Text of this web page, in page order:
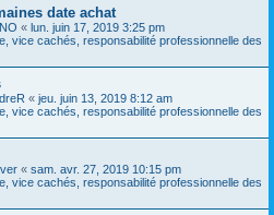
date achat
« lun. juin 17, 2019 3:25 pm
vice cachés, responsabilité professionnelle des
« jeu. juin 13, 2019 8:12 am
vice cachés, responsabilité professionnelle des
« sam. avr. 27, 2019 10:15 pm
vice cachés, responsabilité professionnelle des